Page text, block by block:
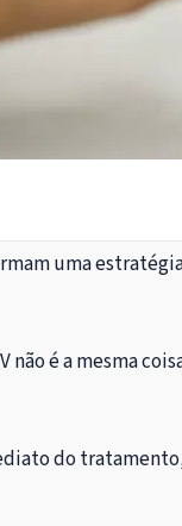
uma
não é a mesma
do